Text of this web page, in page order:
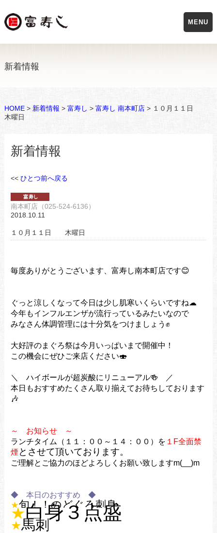
新着情報
HOME> 新着情報 > 富寿し > 富寿し 南本町店> １０月１１日
木曜日
新着情報
<< ひとつ前へ戻る
南本町店（025-524-6136）
2018.10.11
１０月１１日 木曜日
毎度ありがとうございます、富寿し南本町店です😊
ぐっと涼しくなって今日は少し肌寒いくらいですね☁
今年もインフルエンザが流行っているみたいなので
みなさん体調管理には十分気をつけましょう✊
大好評のまぐろ祭は今月いっぱいまで開催中！
この機会にぜひご来店ください🍣
＼ ハイボールが超炭酸にリニューアル🍻 ／
本日もおすすめたくさん取り揃えてお待ちしております
🎶
～ お知らせ ～
ランチタイム
（１１：００～１４：００）を １F全面禁
煙 とさせて頂いております。
ご理解とご協力のほどよろしくお願い致しますm(__)m
◆ 本日のおすすめ ◆
★旬！！のどぐろ刺身
★白身３点盛
★馬刺
MENU